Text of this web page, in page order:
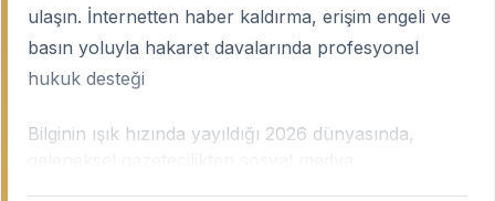
ulaşın. İnternetten haber kaldırma, erişim engeli ve
basın yoluyla hakaret davalarında profesyonel
hukuk desteği
Bilginin ışık hızında yayıldığı 2026 dünyasında,